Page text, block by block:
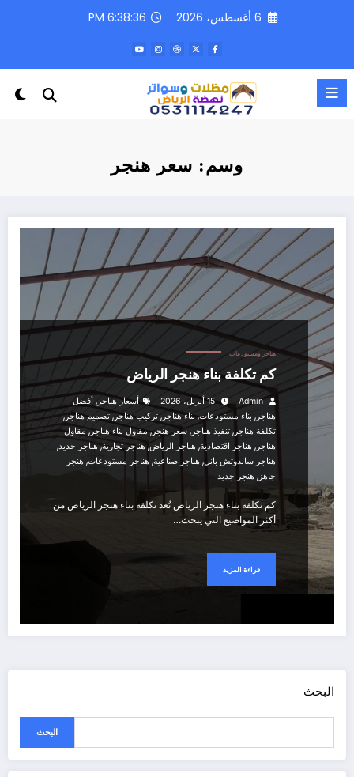
6 أغسطس، 2026 6:38:36 PM
وسم: سعر هنجر
هناجر ومستودعات
كم تكلفة بناء هنجر الرياض
Admin 15 أبريل، 2026 أسعار هناجر , أفضل
هناجر , بناء مستودعات,بناء هناجر , تركيب هناجر,تصميم هناجر,
تكلفة هناجر , تنفيذ هناجر , سعر هنجر,مقاول بناء هناجر,مقاول
هناجر , هناجر اقتصادية, هناجر الرياض,هناجر تجارية,هناجر حديد,
هناجر ساندوتش بانل, هناجر صناعية, هناجر مستودعات, هنجر
جاهز , هنجر جديد
كم تكلفة بناء هنجر الرياض تُعد تكلفة بناء هنجر الرياض من
أكثر المواضيع التي يبحث…
قراءة المزيد
البحث
البحث